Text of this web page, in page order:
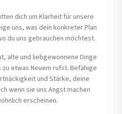
dich um Klarheit für unsere
uns, was dein konkreter Plan
du uns gebrauchen möchtest.
alte und liebgewonnene Dinge
etwas Neuem rufst. Befähige
und Stärke, deine
wenn sie uns Angst machen
erscheinen.